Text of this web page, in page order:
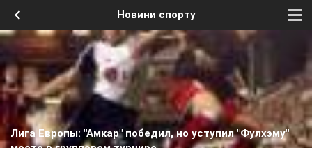
Новини спорту
Лига Европы: "Амкар" победил, но уступил "Фулхэму"